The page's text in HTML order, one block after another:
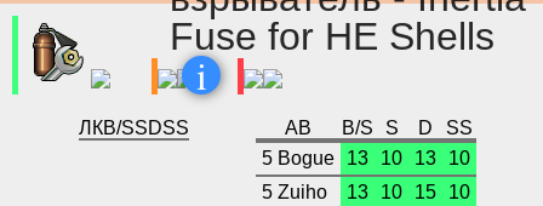
Fuse for HE Shells
i
ЛКB/SSDSS АВ B/S S D
SS
5 Bogue
13 10 13
10
5 Zuiho
13 10 15
10